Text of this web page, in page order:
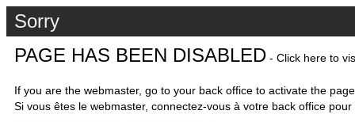
Sorry
PAGE HAS BEEN DISABLED - Click here to
If you are the webmaster, go to your back office to activate the
Si vous êtes le webmaster, connectez-vous à votre back office